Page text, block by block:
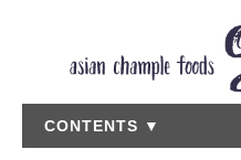
CONTENTS ▼